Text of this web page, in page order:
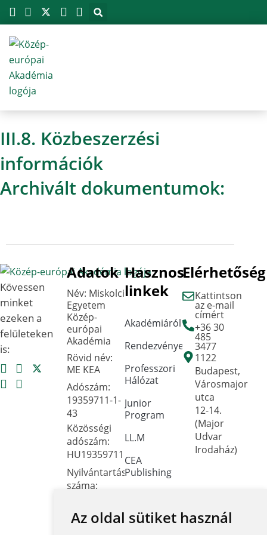
Az oldal sütiket használ
Skip
to
content
III.8. Közbeszerzési
információk
Archivált dokumentumok:
Kövessen
minket
ezeken a
felületeken
is:
Adatok
Név: Miskolci
Egyetem
Közép-
európai
Akadémia
Rövid név:
ME KEA
Adószám:
19359711-1-
43
Közösségi
adószám:
HU19359711
Nyilvántartási
száma:
Hivatal
FNYF/419-
Hasznos
linkek
Akadémiáról
Rendezvények
Professzori
Hálózat
Junior
Program
LL.M
CEA
Publishing
Kapcsolat
Elérhetőség
Kattintson
az e-mail
címért
+36 30
485
3477
1122
Budapest,
Városmajor
utca
12-14.
(Major
Udvar
Irodaház)